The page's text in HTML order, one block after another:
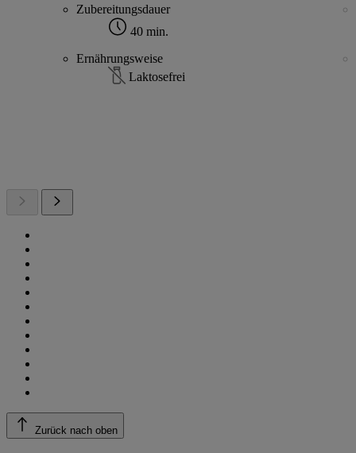
Zubereitungsdauer
40 min.
Ernährungsweise
Laktosefrei
Zurück nach oben